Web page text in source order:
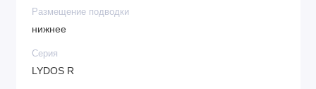
Размещение подводки
нижнее
Серия
LYDOS R